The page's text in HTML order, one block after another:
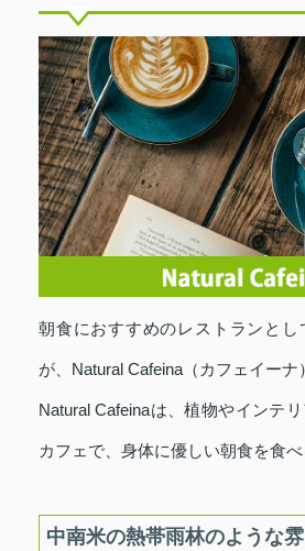
朝食におすすめのレストランと
が、Natural Cafeina（カフェイーナ
Natural Cafeinaは、植物やインテ
カフェで、身体に優しい朝食を食べ
中南米の熱帯雨林のような